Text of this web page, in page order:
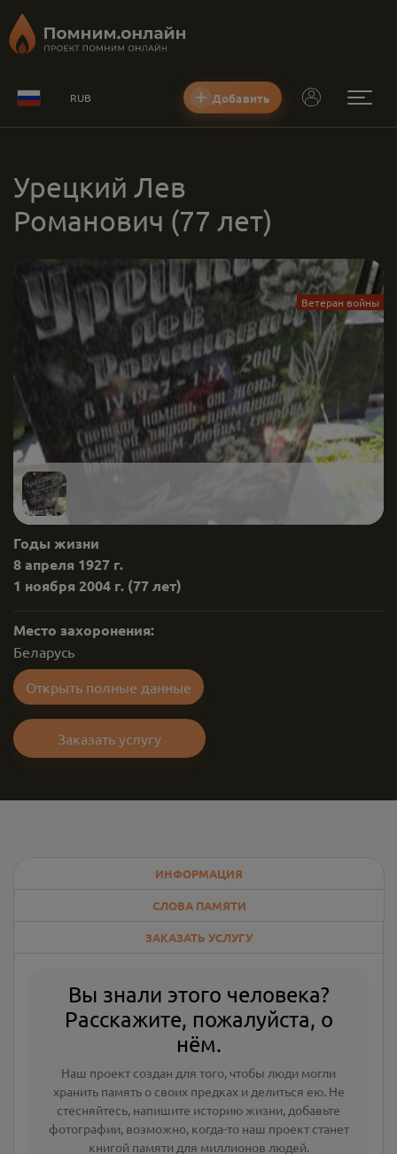
RUB Добавить
Урецкий Лев
Романович (77 лет)
Ветеран войны
Годы жизни
8 апреля 1927 г.
1 ноября 2004 г. (77 лет)
Место захоронения:
Беларусь
Открыть полные данные
Заказать услугу
ИНФОРМАЦИЯ
СЛОВА ПАМЯТИ
ЗАКАЗАТЬ УСЛУГУ
Вы знали этого человека?
Расскажите, пожалуйста, о
нём.
Наш проект создан для того, чтобы люди могли
хранить память о своих предках и делиться ею. Не
стесняйтесь, напишите историю жизни, добавьте
фотографии, возможно, когда-то наш проект станет
книгой памяти для миллионов людей.